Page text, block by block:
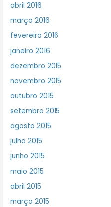
abril 2016
março 2016
fevereiro 2016
janeiro 2016
dezembro 2015
novembro 2015
outubro 2015
setembro 2015
agosto 2015
julho 2015
junho 2015
maio 2015
abril 2015
março 2015